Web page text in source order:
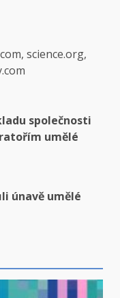
science.org,
společnosti
umělé
únavě umělé